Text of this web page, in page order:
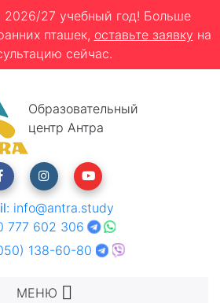
2026/27 учебный год! Больше
пташек, оставьте заявку на
сейчас.
Образовательный
центр Антра
: info@antra.study
777 602 306
138-60-80
МЕНЮ